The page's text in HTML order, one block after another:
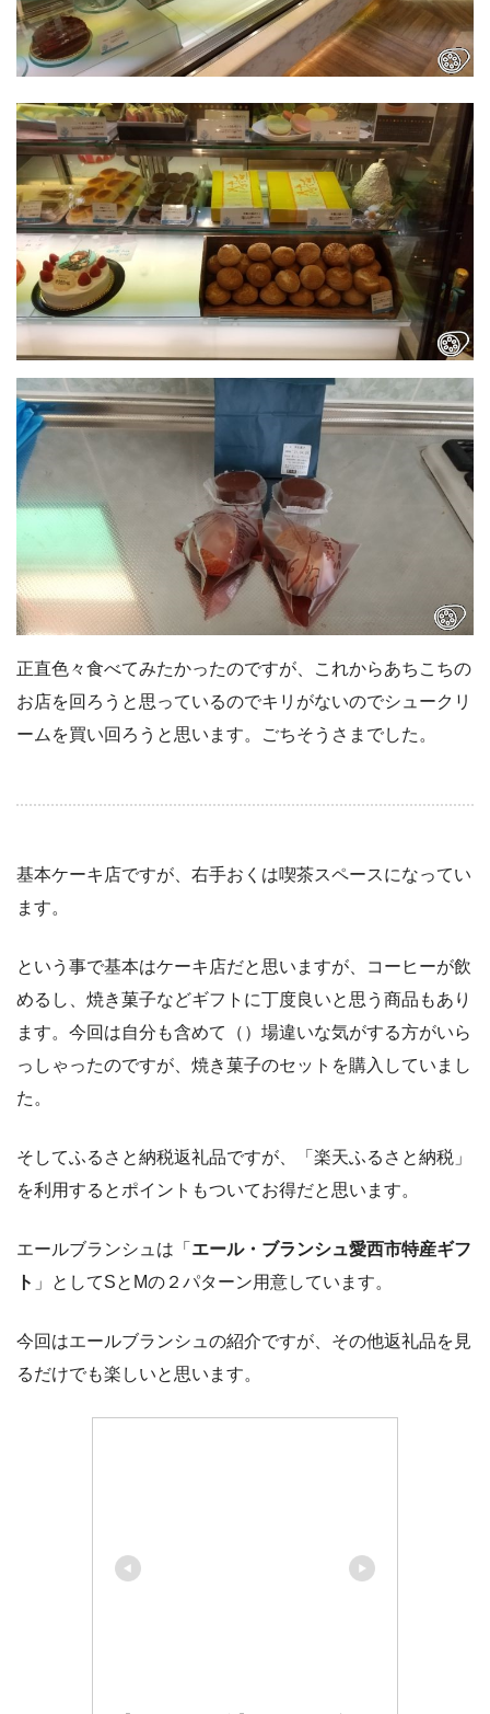
正直色々食べてみたかったのですが、これからあちこちの
お店を回ろうと思っているのでキリがないのでシュークリ
ームを買い回ろうと思います。ごちそうさまでした。
基本ケーキ店ですが、右手おくは喫茶スペースになってい
ます。
という事で基本はケーキ店だと思いますが、コーヒーが飲
めるし、焼き菓子などギフトに丁度良いと思う商品もあり
ます。今回は自分も含めて（）場違いな気がする方がいら
っしゃったのですが、焼き菓子のセットを購入していまし
た。
そしてふるさと納税返礼品ですが、「楽天ふるさと納税」
を利用するとポイントもついてお得だと思います。
エールブランシュは「 エール・ブランシュ愛西市特産ギフ
ト 」としてSとMの２パターン用意しています。
今回はエールブランシュの紹介ですが、その他返礼品を見
るだけでも楽しいと思います。